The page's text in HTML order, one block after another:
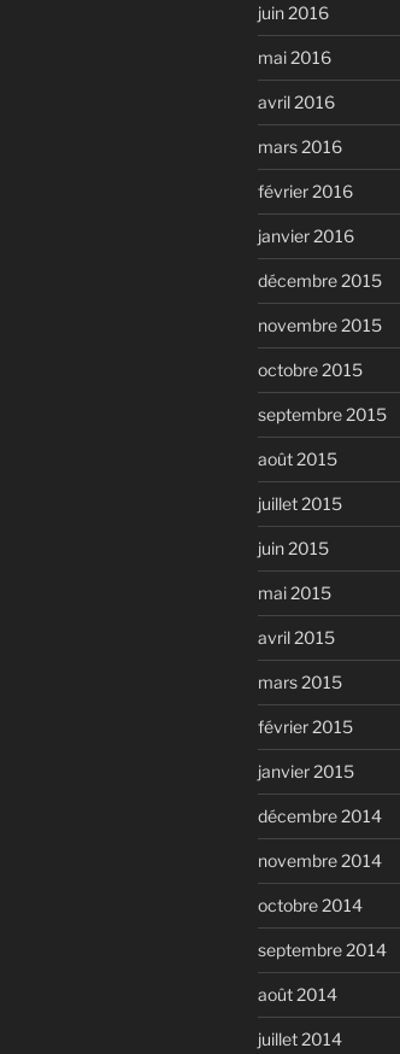
juin 2016
mai 2016
avril 2016
mars 2016
février 2016
janvier 2016
décembre 2015
novembre 2015
octobre 2015
septembre 2015
août 2015
juillet 2015
juin 2015
mai 2015
avril 2015
mars 2015
février 2015
janvier 2015
décembre 2014
novembre 2014
octobre 2014
septembre 2014
août 2014
juillet 2014